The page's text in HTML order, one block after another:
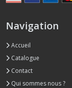
Navigation
Accueil
Catalogue
Contact
Qui sommes nous ?